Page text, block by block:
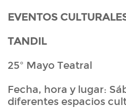
EVENTOS
TANDIL
25º Mayo Teatral
Fecha, hora y lugar:
diferentes espacios